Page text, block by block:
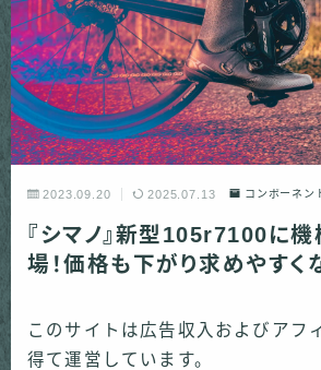
2023.09.20 2025.07.13 コンポーネン
『シマノ』新型105r7100に
場！価格も下がり求めやすく
このサイトは広告収入およびアフ
得て運営しています。